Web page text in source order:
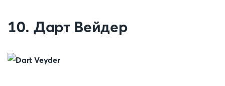
10. Дарт Вейдер